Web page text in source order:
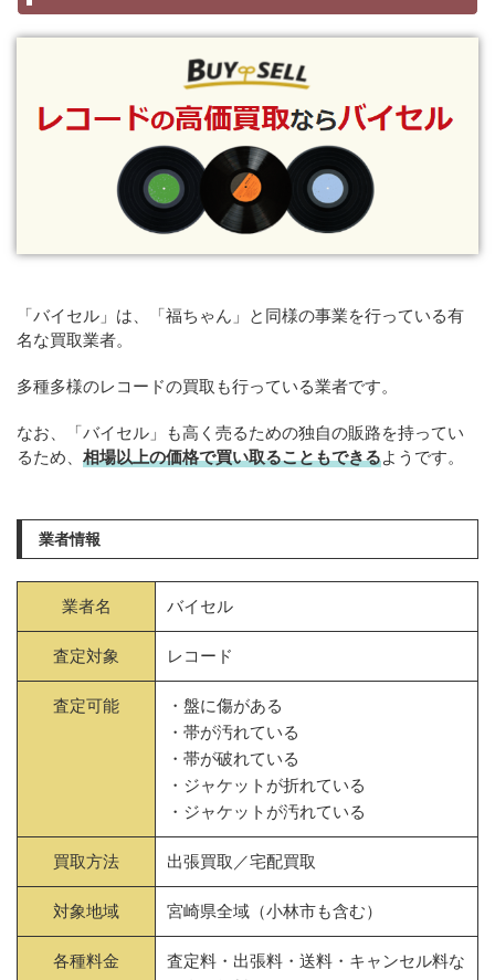
「バイセル」は、「福ちゃん」と同様の事業を行っている有
名な買取業者。
多種多様のレコードの買取も行っている業者です。
なお、「バイセル」も高く売るための独自の販路を持ってい
るため、 相場以上の価格で買い取ることもできるようです。
業者情報
業者名 バイセル
査定対象 レコード
査定可能
・盤に傷がある
・帯が汚れている
・帯が破れている
・ジャケットが折れている
・ジャケットが汚れている
買取方法 出張買取／宅配買取
対象地域 宮崎県全域（小林市も含む）
各種料金
査定料・出張料・送料・キャンセル料な